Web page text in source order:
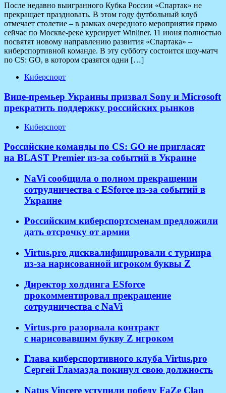
После недавно выигранного Кубка России «Спартак» не
прекращает праздновать. В этом году футбольный клуб
отмечает столетие – в рамках очередного мероприятия прямо
сейчас по Москве-реке курсирует Winliner. 11 июня полностью
посвятят новому направлению развития «Спартака» –
киберспортивной команде. В эту субботу состоится шоу-матч
по CS: GO, в котором сразятся одни […]
Киберспорт
Вице-премьер Украины призвал Sony и Microsoft
прекратить поддержку российских рынков
Киберспорт
Российские команды по CS: GO не пригласят
на BLAST Premier из-за событий в Украине
NaVi сообщила о полном прекращении
сотрудничества с ESforce из-за событий в
Украине
Российским киберспортсменам предложили
дать отсрочку от армии
Virtus.pro дисквалифицировали с турнира
из-за нарисованной игроком буквы Z
Директор холдинга ESforce
прокомментировал прекращение
сотрудничества с NaVi
​Virtus.pro разорвала контракт
с нарисовавшим букву Z игроком
Глава киберспортивного клуба Virtus.pro
Сергей Гламазда покинул свою должность
Natus Vincere уступили победу FaZe Clan